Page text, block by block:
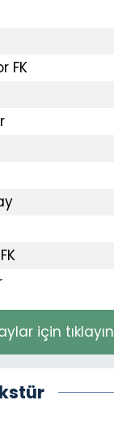
FK
için tıklayın